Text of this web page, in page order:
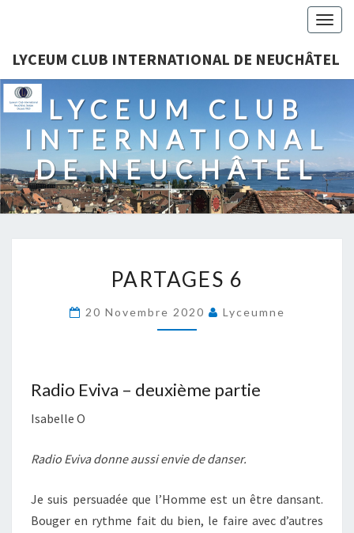
LYCEUM CLUB INTERNATIONAL DE NEUCHÂTEL
LYCEUM CLUB
INTERNATIONAL
DE NEUCHÂTEL
6
PARTAGES 6
20 Novembre 2020 Lyceumne
Radio Eviva – deuxième partie
Isabelle O
Radio Eviva donne aussi envie de danser.
Je suis persuadée que l’Homme est un être dansant.
Bouger en rythme fait du bien, le faire avec d’autres